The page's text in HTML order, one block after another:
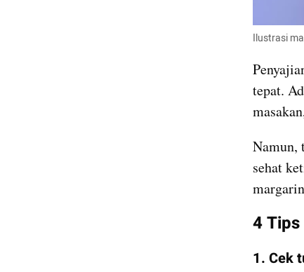
Ilustrasi
tepat.
Namun,
sehat
4
1. Cek